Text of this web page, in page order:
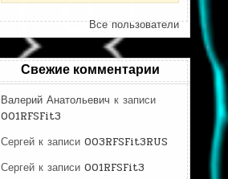
Все пользователи
Свежие комментарии
Валерий Анатольевич к записи
001RFSFit3
Сергей к записи 003RFSFit3RUS
Сергей к записи 001RFSFit3